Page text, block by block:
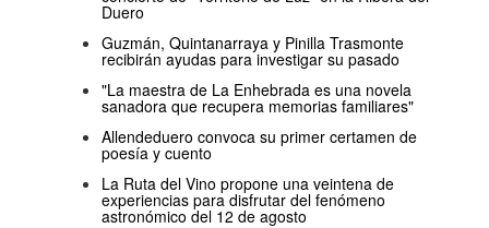
Duero
Guzmán, Quintanarraya y Pinilla Trasmonte
recibirán ayudas para investigar su pasado
"La maestra de La Enhebrada es una novela
sanadora que recupera memorias familiares"
Allendeduero convoca su primer certamen de
poesía y cuento
La Ruta del Vino propone una veintena de
experiencias para disfrutar del fenómeno
astronómico del 12 de agosto